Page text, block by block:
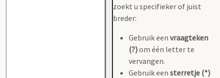
zoekt u specifieker of juist
breder:
Gebruik een vraagteken
(?)om één letter te
vervangen.
Gebruik een sterretje (*)